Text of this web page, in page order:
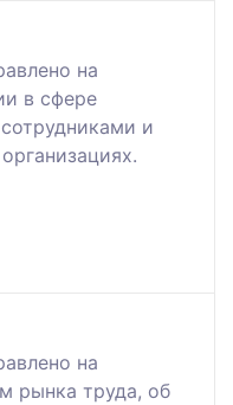
на
в сфере
и
на
рынка труда, об